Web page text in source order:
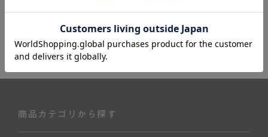
商品カテゴリから探す